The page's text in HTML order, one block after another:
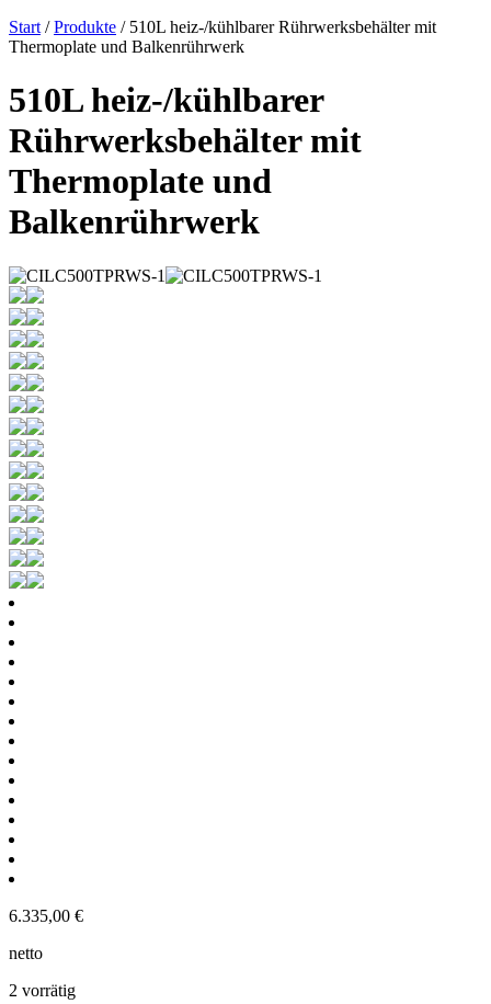
Start /Produkte / 510L heiz-/kühlbarer Rührwerksbehälter mit
Thermoplate und Balkenrührwerk
510L heiz-/kühlbarer
Rührwerksbehälter mit
Thermoplate und
Balkenrührwerk
6.335,00 €
netto
2 vorrätig